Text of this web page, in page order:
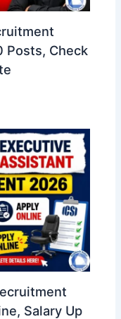
Posts, Check
Salary Up